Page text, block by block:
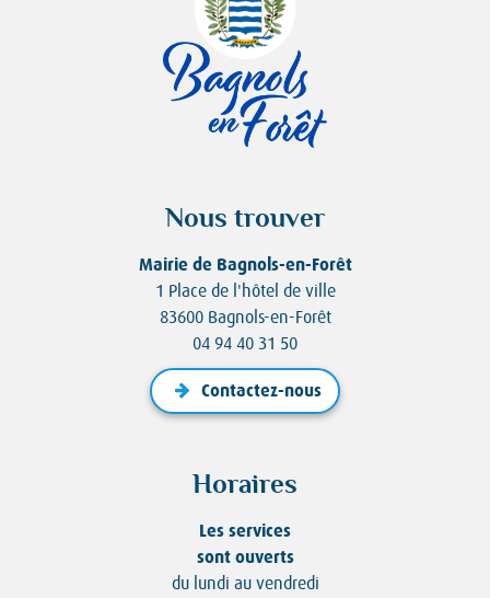
Nous trouver
Mairie de Bagnols-en-Forêt
1 Place de l'hôtel de ville
83600 Bagnols-en-Forêt
04 94 40 31 50
Contactez-nous
Horaires
Les services
sont ouverts
du lundi au vendredi